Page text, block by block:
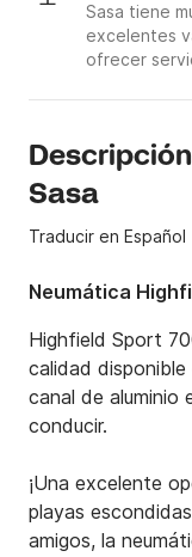
Sasa tiene
excelentes
ofrecer
Sasa
Traducir en Español
Neumática
Highfield Sport
calidad
canal de aluminio
conducir.
¡Una excelente
playas
amigos, la